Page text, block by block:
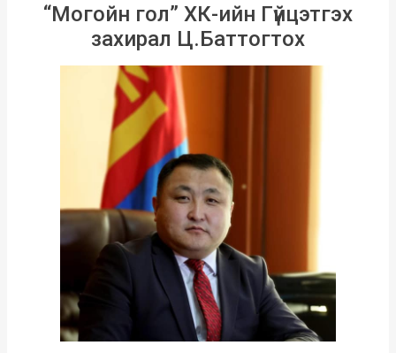
“Могойн гол” ХК-ийн Гүйцэтгэх
захирал Ц.Баттогтох